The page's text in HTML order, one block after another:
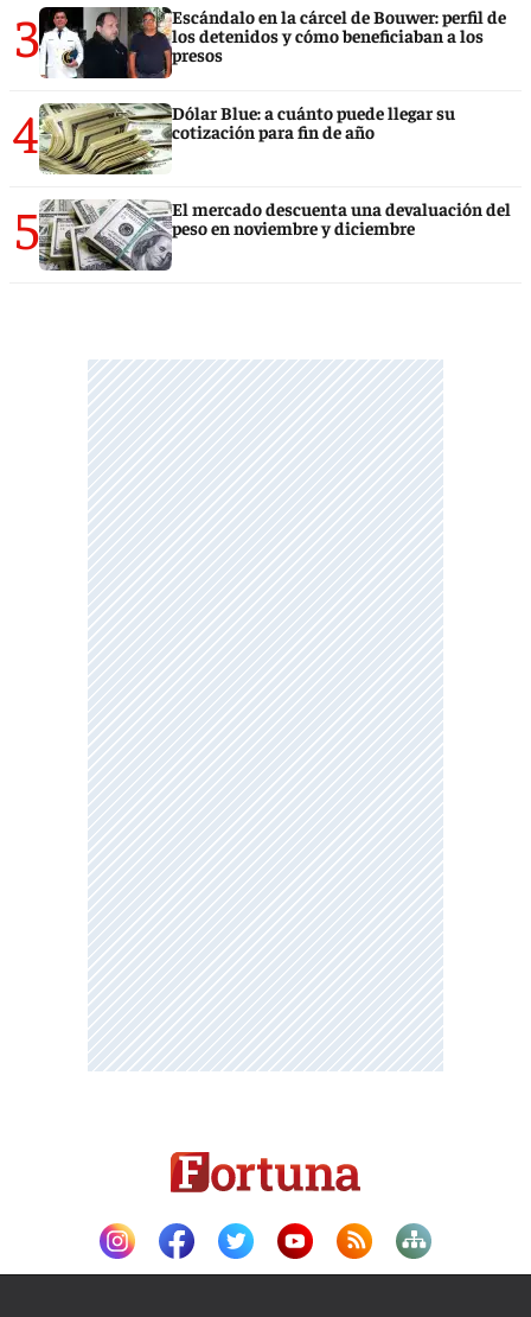
3
Escándalo en la cárcel de Bouwer: perfil de
los detenidos y cómo beneficiaban a los
presos
4
Dólar Blue: a cuánto puede llegar su
cotización para fin de año
5
El mercado descuenta una devaluación del
peso en noviembre y diciembre